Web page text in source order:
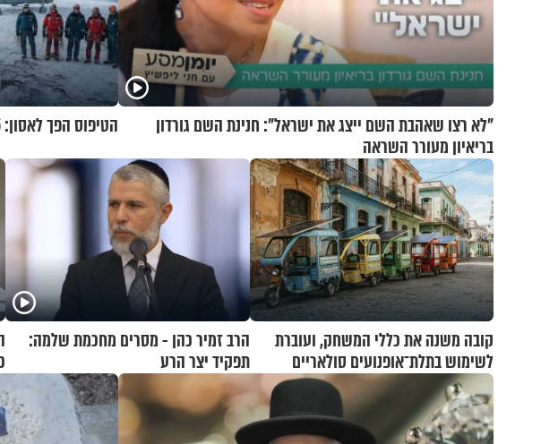
"לא רצו שאהבת השם ייצג את ישראל": חנינת השם גורדון
בריאיון מעורר השראה
הטיפוס הפך לאסון: 5 נהרגו בסופת שלגים קטלנית באלברוס
קובה משנה את כללי המשחק, ועוברת
לשימוש בתלת־אופנועים סולאריים
הרב זמיר כהן - מסרים מחכמת שלמה:
תפקיד יצר הרע